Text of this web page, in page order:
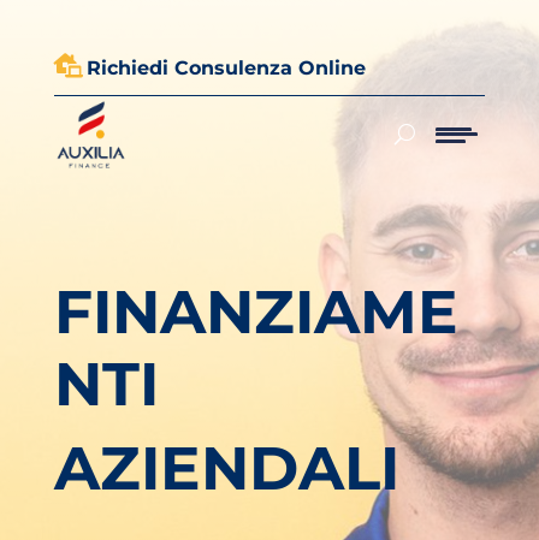
 Richiedi Consulenza Online
FINANZIAME
NTI
AZIENDALI